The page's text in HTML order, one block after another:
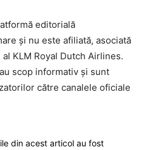
editorială
și nu este afiliată, asociată
KLM Royal Dutch Airlines.
scop informativ și sunt
către canalele oficiale
din acest articol au fost